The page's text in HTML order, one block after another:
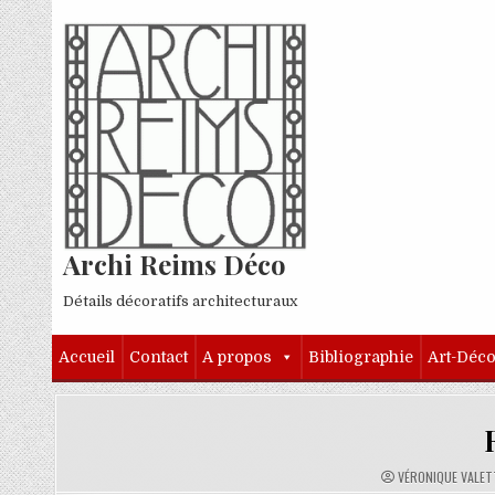
Skip to content
Archi Reims Déco
Détails décoratifs architecturaux
Accueil Contact A propos Bibliographie Art-Déco
AUTHOR:
VÉRONIQUE